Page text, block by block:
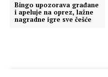
Bingo upozorava građane
i apeluje na oprez, lažne
nagradne igre sve češće